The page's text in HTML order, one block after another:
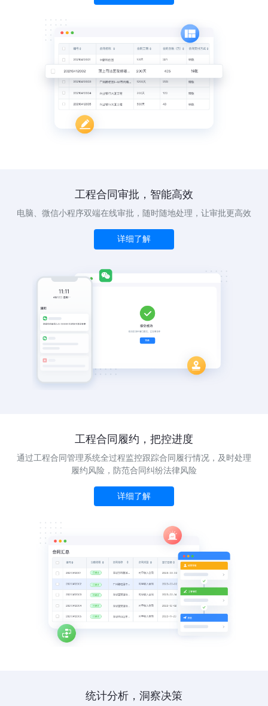
工程合同审批，智能高效
电脑、微信小程序双端在线审批，随时随地处理，让审批更高效
详细了解
工程合同履约，把控进度
通过工程合同管理系统全过程监控跟踪合同履行情况，及时处理
履约风险，防范合同纠纷法律风险
详细了解
统计分析，洞察决策